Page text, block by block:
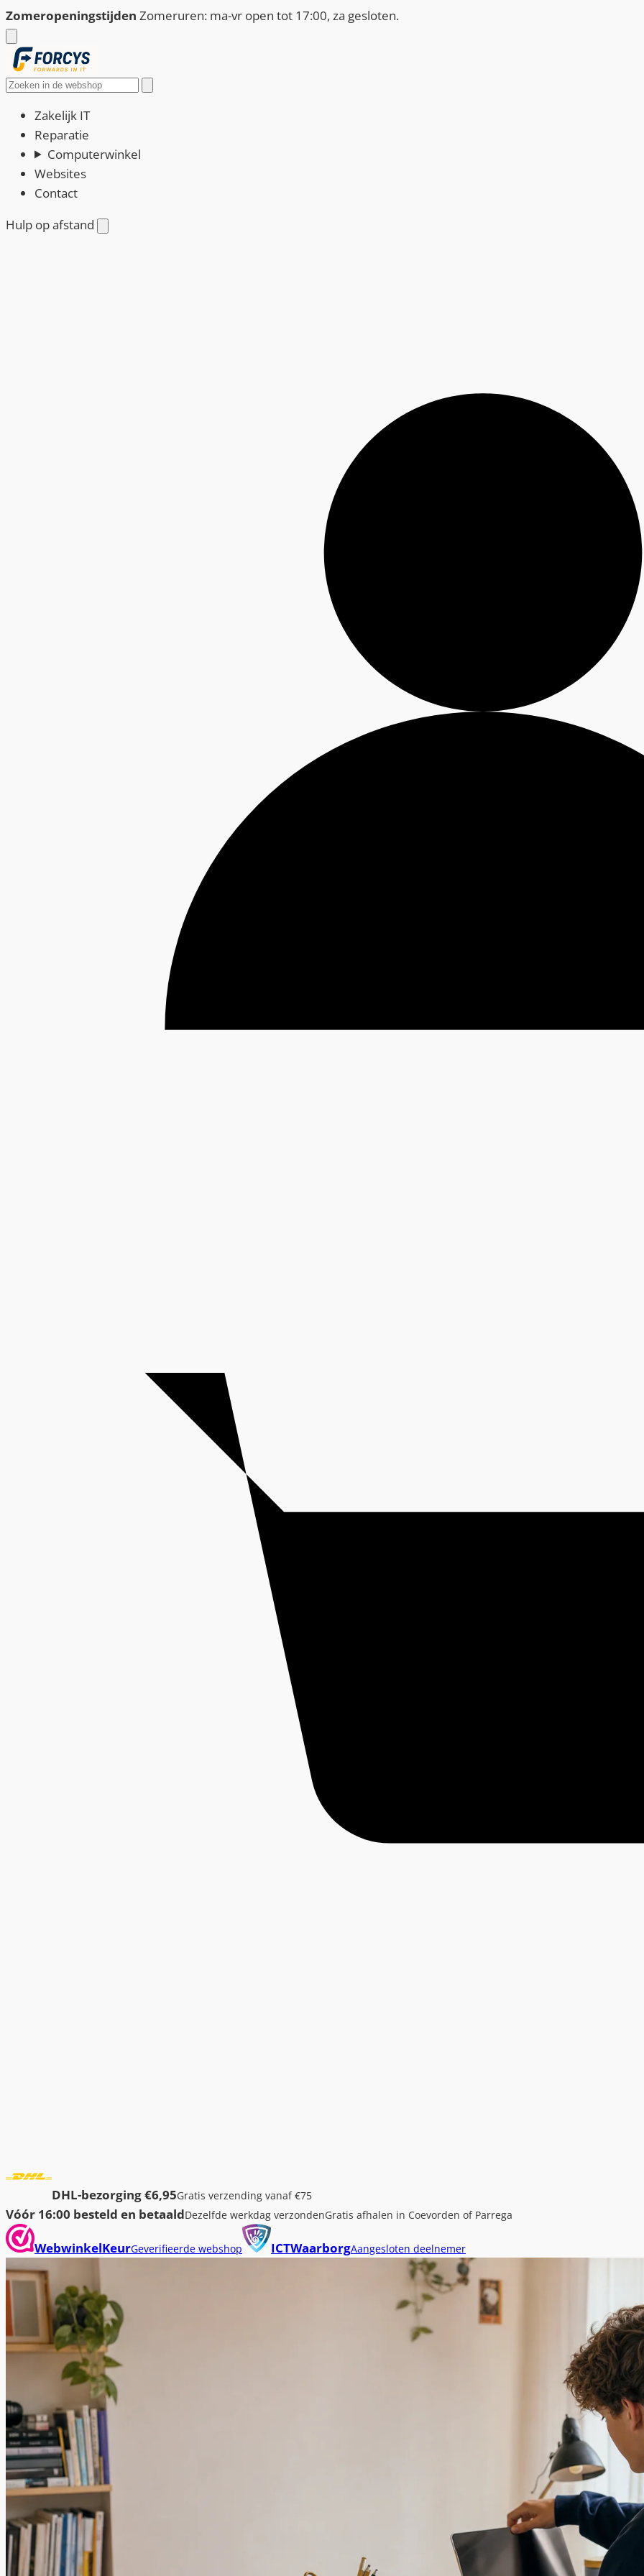
Ga
naar
de
inhoud
Zomeropeningstijden Zomeruren: ma-vr open tot 17:00, za gesloten.
Zoeken
Zakelijk IT
Reparatie
Computerwinkel
Websites
Contact
Hulp op afstand
DHL-bezorging €6,95Gratis verzending vanaf €75
Vóór 16:00 besteld en betaaldDezelfde werkdag verzondenGratis afhalen in Coevorden of Parrega
WebwinkelKeurGeverifieerde webshop ICTWaarborgAangesloten deelnemer